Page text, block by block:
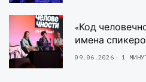
«Код
имена
09.06.2026 1